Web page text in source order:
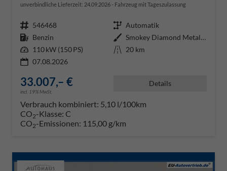
unverbindliche Lieferzeit: 24.09.2026 Fahrzeug mit Tageszulassung
Fahrzeugnr. 546468 Getriebe Automatik
Kraftstoff Benzin Außenfarbe
Smokey Diamond Metallic ()
Leistung 110 kW (150 PS) Kilometerstand 20 km
07.08.2026
33.007,– €
incl. 19% MwSt.
Details
Verbrauch kombiniert: 5,10 l/100km
CO2-Klasse: C
CO2-Emissionen: 115,00 g/km